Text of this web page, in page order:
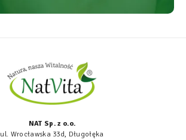
NAT Sp. z o.o.
ul. Wrocławska 33d, Długołęka